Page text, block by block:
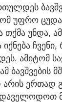
უფრო
უნდა, ამ
ამიტომ
ბავშვების
არის ერთად
დაველოდოთ